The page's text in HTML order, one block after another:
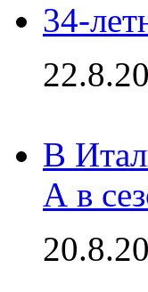
34-
В
А в